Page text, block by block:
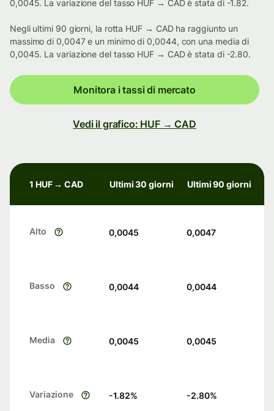
0,0045. La variazione del tasso HUF → CAD è stata di -1.82.
Negli ultimi 90 giorni, la rotta HUF → CAD ha raggiunto un
massimo di 0,0047 e un minimo di 0,0044, con una media di
0,0045. La variazione del tasso HUF → CAD è stata di -2.80.
Monitora i tassi di mercato
Vedi il grafico: HUF → CAD
1 HUF → CAD Ultimi 30 giorni Ultimi 90 giorni
Alto 0,0045 0,0047
Basso 0,0044 0,0044
Media 0,0045 0,0045
Variazione -1.82% -2.80%